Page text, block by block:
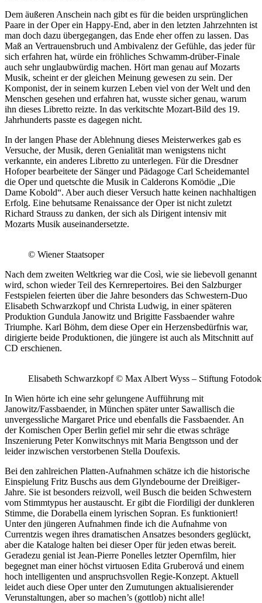
Dem äußeren Anschein nach gibt es für die beiden ursprünglichen
Paare in der Oper ein Happy-End, aber in den letzten Jahrzehnten ist
man doch dazu übergegangen, das Ende eher offen zu lassen. Das
Maß an Vertrauensbruch und Ambivalenz der Gefühle, das jeder für
sich erfahren hat, würde ein fröhliches Schwamm-drüber-Finale
auch sehr unglaubwürdig machen. Hört man genau auf Mozarts
Musik, scheint er der gleichen Meinung gewesen zu sein. Der
Komponist, der in seinem kurzen Leben viel von der Welt und den
Menschen gesehen und erfahren hat, wusste sicher genau, warum
ihn dieses Libretto reizte. In das verkitschte Mozart-Bild des 19.
Jahrhunderts passte es dagegen nicht.
In der langen Phase der Ablehnung dieses Meisterwerkes gab es
Versuche, der Musik, deren Genialität man wenigstens nicht
verkannte, ein anderes Libretto zu unterlegen. Für die Dresdner
Hofoper bearbeitete der Sänger und Pädagoge Carl Scheidemantel
die Oper und quetschte die Musik in Calderons Komödie „Die
Dame Kobold“. Aber auch dieser Versuch hatte keinen nachhaltigen
Erfolg. Eine behutsame Renaissance der Oper ist nicht zuletzt
Richard Strauss zu danken, der sich als Dirigent intensiv mit
Mozarts Musik auseinandersetzte.
© Wiener Staatsoper
Nach dem zweiten Weltkrieg war die Così, wie sie liebevoll genannt
wird, schon wieder Teil des Kernrepertoires. Bei den Salzburger
Festspielen feierten über die Jahre besonders das Schwestern-Duo
Elisabeth Schwarzkopf und Christa Ludwig, in einer späteren
Produktion Gundula Janowitz und Brigitte Fassbaender wahre
Triumphe. Karl Böhm, dem diese Oper ein Herzensbedürfnis war,
dirigierte beide Produktionen, die jüngere ist auch als Mitschnitt auf
CD erschienen.
Elisabeth Schwarzkopf © Max Albert Wyss – Stiftung
In Wien hörte ich eine sehr gelungene Aufführung mit
Janowitz/Fassbaender, in München später unter Sawallisch die
unvergessliche Margaret Price und ebenfalls die Fassbaender. An
der Komischen Oper Berlin gefiel mir sehr die etwas schräge
Inszenierung Peter Konwitschnys mit Maria Bengtsson und der
leider inzwischen verstorbenen Stella Doufexis.
Bei den zahlreichen Platten-Aufnahmen schätze ich die historische
Einspielung Fritz Buschs aus dem Glyndebourne der Dreißiger-
Jahre. Sie ist besonders reizvoll, weil Busch die beiden Schwestern
vom Stimmtypus her austauscht. Er gibt die Fiordiligi der dunkleren
Stimme, die Dorabella einem lyrischen Sopran. Es funktioniert!
Unter den jüngeren Aufnahmen finde ich die Aufnahme von
Currentzis wegen ihres dramatischen Ansatzes besonders geglückt,
aber die Kataloge halten bei dieser Oper für jeden etwas bereit.
Geradezu genial ist Jean-Pierre Ponelles letzter Opernfilm, hier
begegnet man einer höchst virtuosen Edita Gruberová und einem
hoch intelligenten und anspruchsvollen Regie-Konzept. Aktuell
leidet auch diese Oper unter den Zumutungen aktualisierender
Verunstaltungen, aber so machen’s (gottlob) nicht alle!